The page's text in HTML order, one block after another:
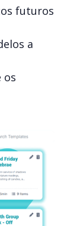
futuros
a
os